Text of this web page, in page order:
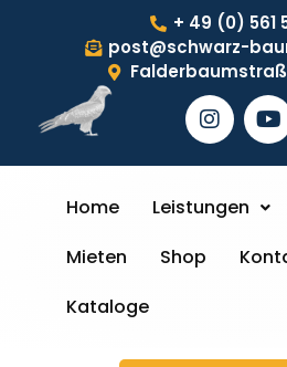
+ 49 (0) 561
post@schwarz-
Home
Leistungen
Mieten
Shop
Kataloge